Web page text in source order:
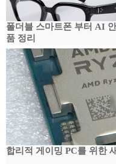
폴더블 스마트폰 부터 AI
품 정리
합리적 게이밍 PC를 위한